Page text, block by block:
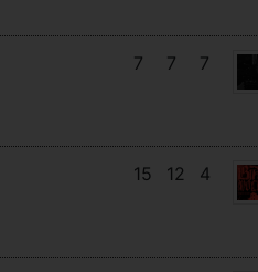
7 7 7
15 12 4